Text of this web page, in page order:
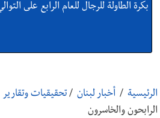
تقنية حول الحد من النفايات البحرية
الرئيسية / أخبار لبنان /تحقيقيات وتقارير
الرابحون والخاسرون